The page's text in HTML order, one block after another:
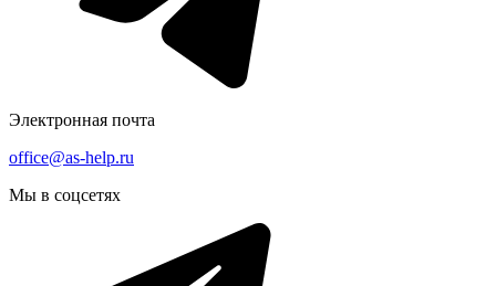
Электронная почта
office@as-help.ru
Мы в соцсетях